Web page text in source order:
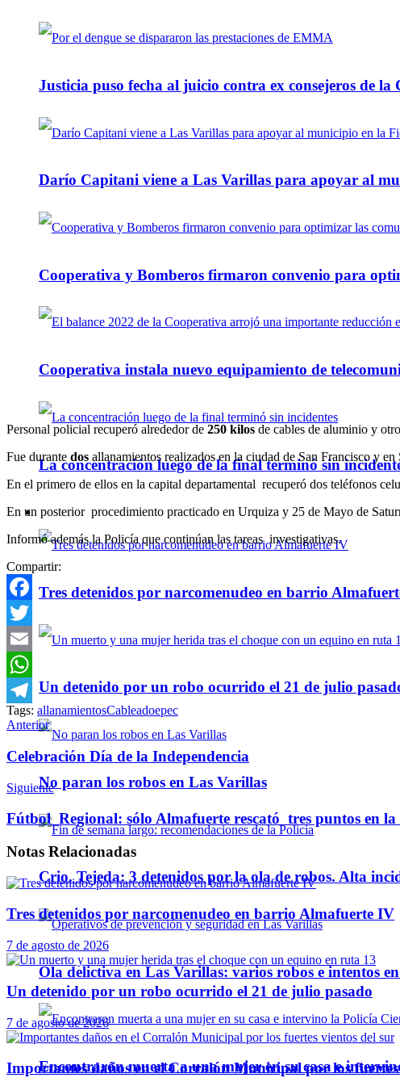
Justicia puso fecha al juicio contra ex consejeros de la
Darío Capitani viene a Las Varillas para apoyar al
Cooperativa y Bomberos firmaron convenio para
Cooperativa instala nuevo equipamiento de
La concentración luego de la final terminó sin
Policiales
Tres detenidos por narcomenudeo en barrio
Un detenido por un robo ocurrido el 21 de julio
No paran los robos en Las Varillas
Crio. Tejeda: 3 detenidos por la ola de robos. Alta
Ola delictiva en Las Varillas: varios robos e intentos
Encontraron muerta a una mujer en su casa e
Personal policial recuperó alrededor de 250 kilos de cables de aluminio y
Fue durante dos allanamientos realizados en la ciudad de San Francisco y
En el primero de ellos en la capital departamental recuperó dos teléfonos
En un posterior procedimiento practicado en Urquiza y 25 de Mayo de
Informó además la Policía que continúan las tareas investigativas.
Compartir:
Facebook
Twitter
Email
WhatsApp
Telegram
Tags: allanamientosCableadoepec
Anterior
Celebración Día de la Independencia
Siguiente
Fútbol Regional: sólo Almafuerte rescató tres puntos en la
Notas Relacionadas
Tres detenidos por narcomenudeo en barrio Almafuerte IV
7 de agosto de 2026
Un detenido por un robo ocurrido el 21 de julio pasado
7 de agosto de 2026
Importantes daños en el Corralón Municipal por los